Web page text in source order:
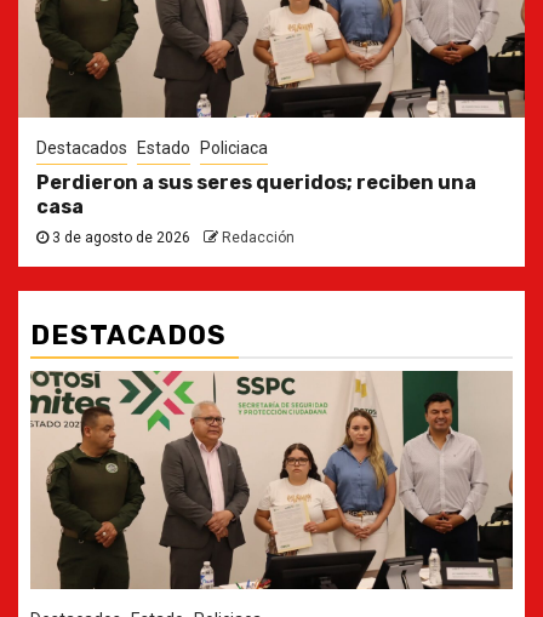
Destacados Estado Policiaca
Perdieron a sus seres queridos; reciben una
casa
3 de agosto de 2026 Redacción
DESTACADOS